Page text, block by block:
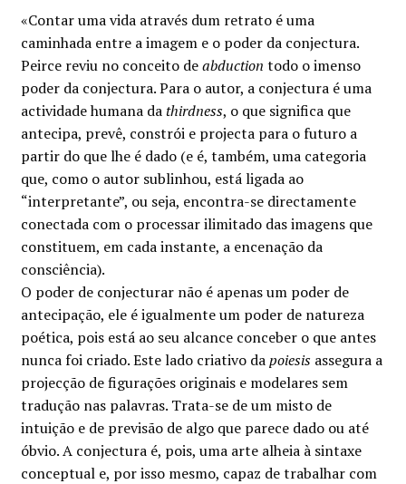
Contactos
Carrinho
Minha conta
Política de privacidade
Termos e Condições
Mapa do site
«Contar uma vida através dum retrato é uma
caminhada entre a imagem e o poder da conjectura.
Peirce reviu no conceito deabduction todo o imenso
poder da conjectura. Para o autor, a conjectura é uma
actividade humana dathirdness, o que significa que
antecipa, prevê, constrói e projecta para o futuro a
partir do que lhe é dado (e é, também, uma categoria
que, como o autor sublinhou, está ligada ao
“interpretante”, ou seja, encontra-se directamente
conectada com o processar ilimitado das imagens que
constituem, em cada instante, a encenação da
consciência).
O poder de conjecturar não é apenas um poder de
antecipação, ele é igualmente um poder de natureza
poética, pois está ao seu alcance conceber o que antes
nunca foi criado. Este lado criativo dapoiesis assegura a
projecção de figurações originais e modelares sem
tradução nas palavras. Trata-se de um misto de
intuição e de previsão de algo que parece dado ou até
óbvio. A conjectura é, pois, uma arte alheia à sintaxe
conceptual e, por isso mesmo, capaz de trabalhar com